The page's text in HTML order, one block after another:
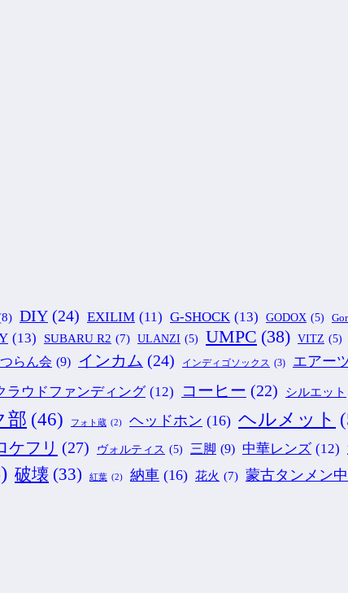
DIY (24) EXILIM (11) G-SHOCK (13) GODOX (5)
(13) SUBARU R2 (7) ULANZI (5) UMPC (38) VITZ (5)
らん会 (9) インカム (24) インディゴソックス (3) エアー
ラウドファンディング (12) コーヒー (22) シルエット
部 (46) フォト蔵 (2) ヘッドホン (16) ヘルメット
ケフリ (27) ヴォルティス (5) 三脚 (9) 中華レンズ (12)
破壊 (33) 紅葉 (2) 納車 (16) 花火 (7) 蒙古タンメン